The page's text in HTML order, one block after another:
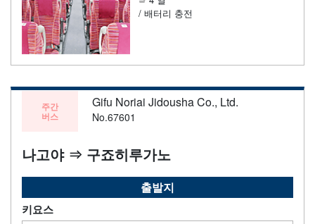
/ 배터리 충전
주간
버스
Gifu Noriai Jidousha Co., Ltd.
No.67601
나고야 ⇒ 구죠히루가노
출발지
키요스